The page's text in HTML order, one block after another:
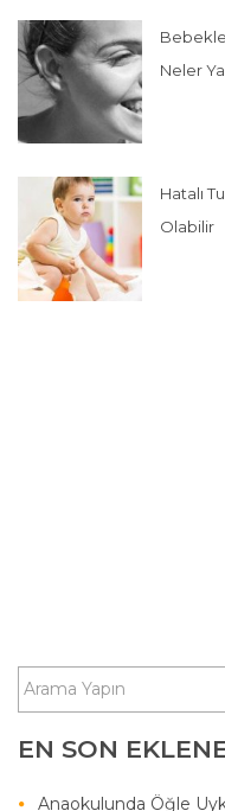
Neler
Hatalı
Olabilir
EN SON
Anaokulunda Öğle